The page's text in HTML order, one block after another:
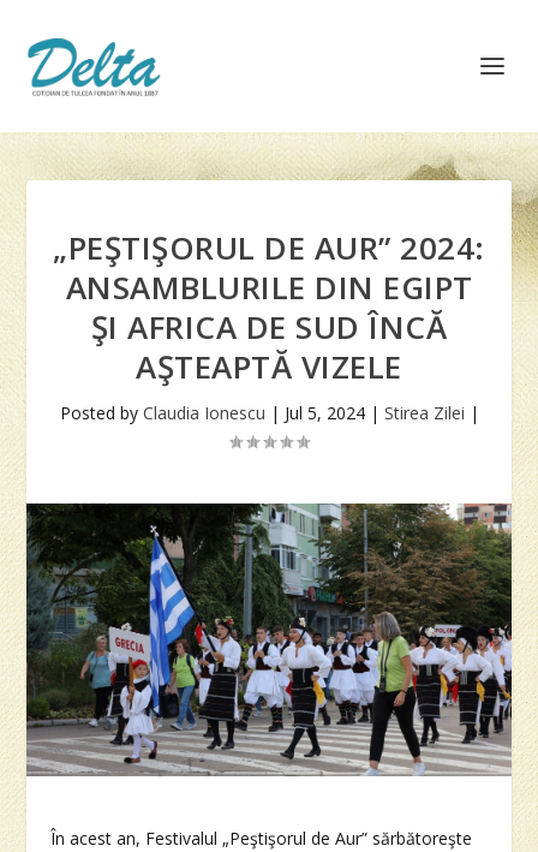
„PEŞTIŞORUL DE AUR” 2024:
ANSAMBLURILE DIN EGIPT
ŞI AFRICA DE SUD ÎNCĂ
AŞTEAPTĂ VIZELE
Posted by Claudia Ionescu | Jul 5, 2024| Stirea Zilei |
În acest an, Festivalul „Peştişorul de Aur” sărbătoreşte